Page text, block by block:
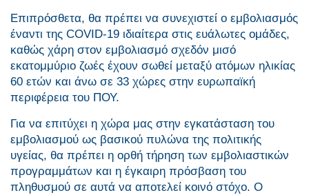
Επιπρόσθετα, θα πρέπει να συνεχιστεί ο εμβολιασμός
έναντι της COVID-19 ιδιαίτερα στις ευάλωτες ομάδες,
καθώς χάρη στον εμβολιασμό σχεδόν μισό
εκατομμύριο ζωές έχουν σωθεί μεταξύ ατόμων ηλικίας
60 ετών και άνω σε 33 χώρες στην ευρωπαϊκή
περιφέρεια του ΠΟΥ.
Για να επιτύχει η χώρα μας στην εγκατάσταση του
εμβολιασμού ως βασικού πυλώνα της πολιτικής
υγείας, θα πρέπει η ορθή τήρηση των εμβολιαστικών
προγραμμάτων και η έγκαιρη πρόσβαση του
πληθυσμού σε αυτά να αποτελεί κοινό στόχο. Ο